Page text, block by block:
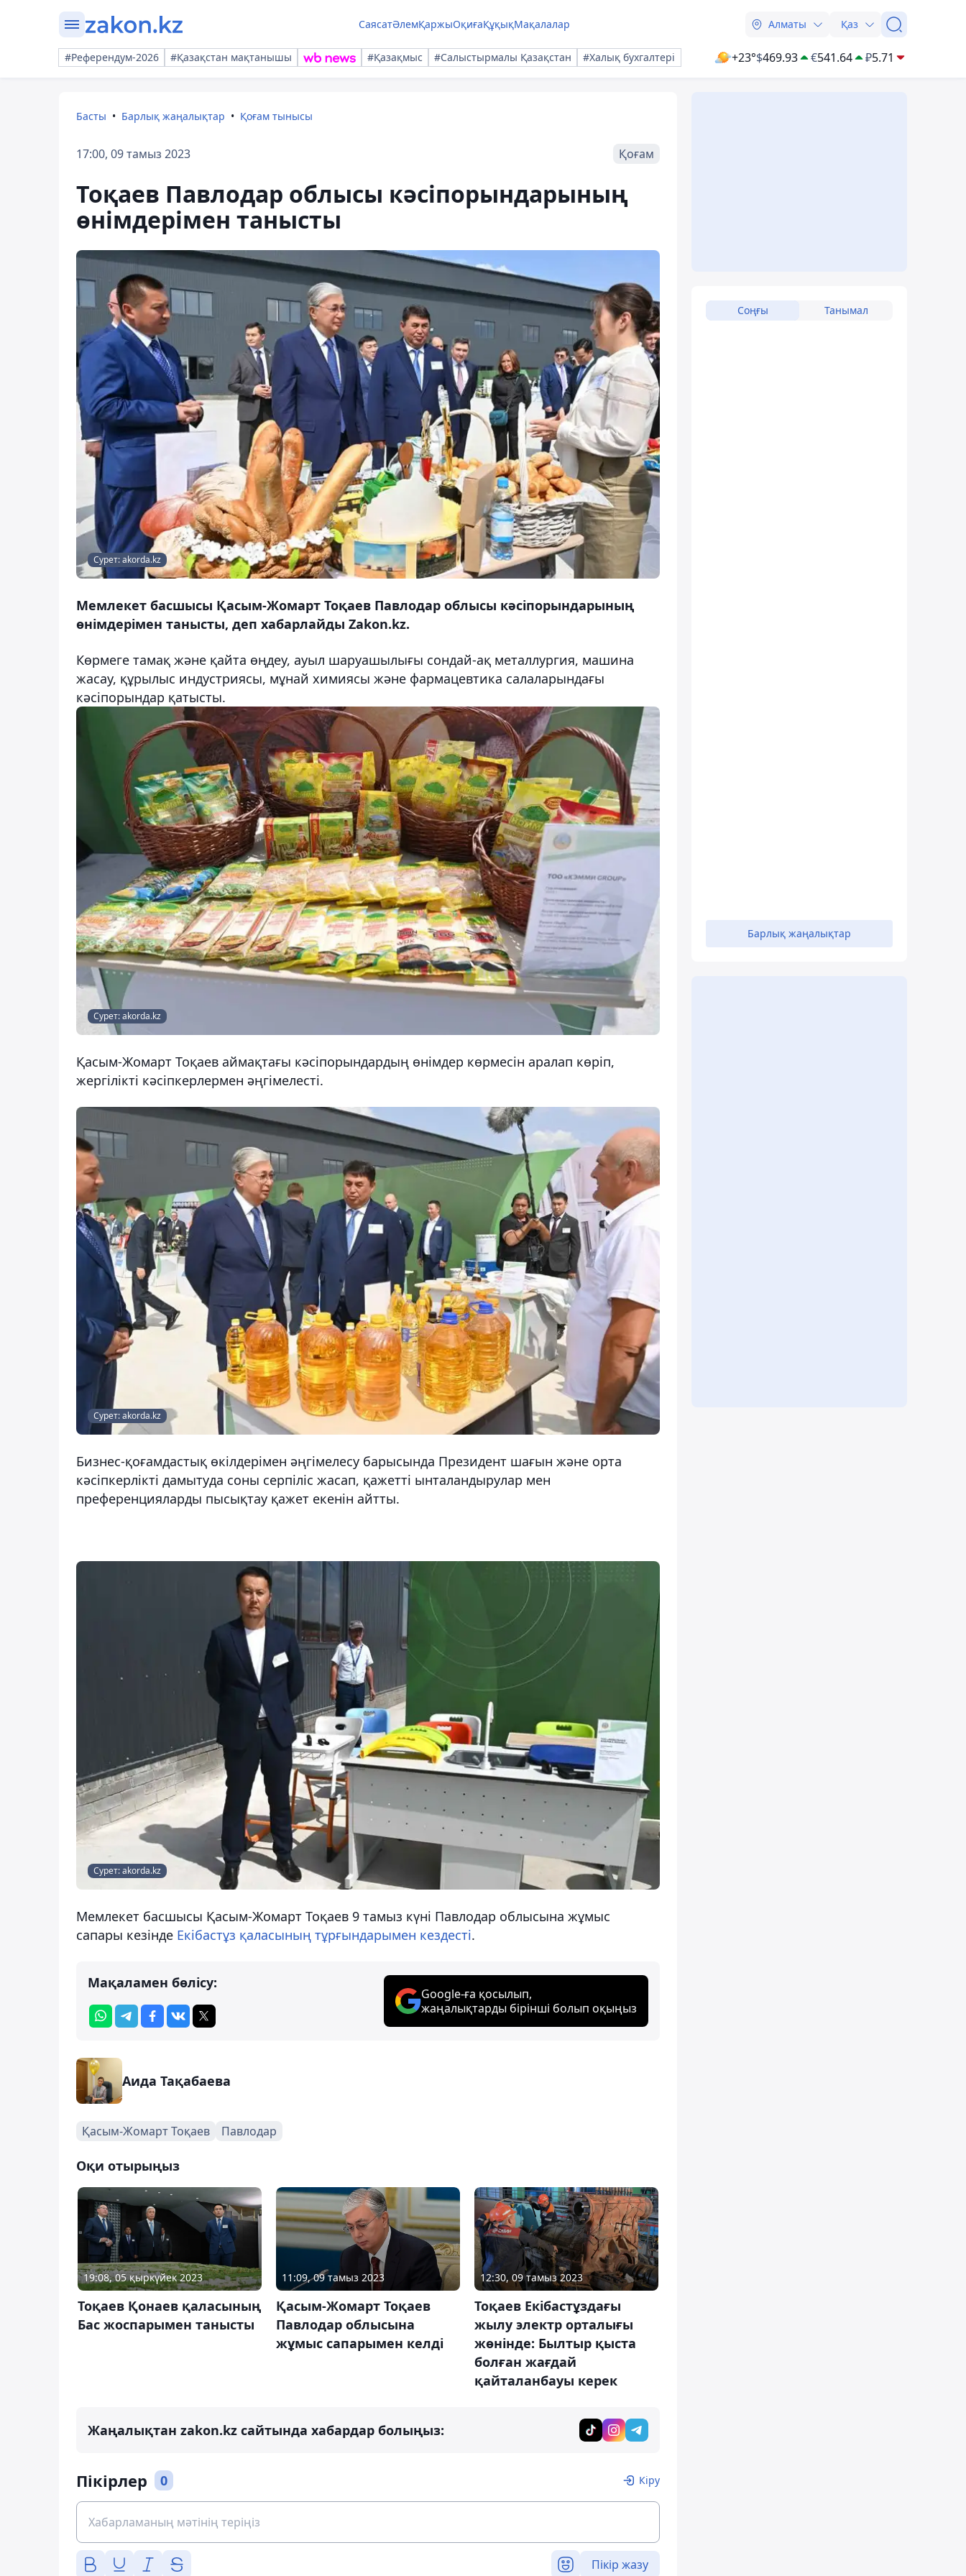
СаясатӘлемҚаржыОқиғаҚұқықМақалалар Алматы Қаз
#Референдум-2026 #Қазақстан мақтанышы #Қазақмыс #Салыстырмалы Қазақстан #Халық бухгалтері +23°$469.93 €541.64 ₽5.71
Басты Барлық жаңалықтар Қоғам тынысы
17:00, 09 тамыз 2023 Қоғам
Тоқаев Павлодар облысы кәсіпорындарының
өнімдерімен танысты
Сурет: akorda.kz
Мемлекет басшысы Қасым-Жомарт Тоқаев Павлодар облысы кәсіпорындарының
өнімдерімен танысты, деп хабарлайды Zakon.kz.
Көрмеге тамақ және қайта өңдеу, ауыл шаруашылығы сондай-ақ металлургия, машина
жасау, құрылыс индустриясы, мұнай химиясы және фармацевтика салаларындағы
кәсіпорындар қатысты.
Сурет: akorda.kz
Қасым-Жомарт Тоқаев аймақтағы кәсіпорындардың өнімдер көрмесін аралап көріп,
жергілікті кәсіпкерлермен әңгімелесті.
Сурет: akorda.kz
Бизнес-қоғамдастық өкілдерімен әңгімелесу барысында Президент шағын және орта
кәсіпкерлікті дамытуда соны серпіліс жасап, қажетті ынталандырулар мен
преференцияларды пысықтау қажет екенін айтты.
Сурет: akorda.kz
Мемлекет басшысы Қасым-Жомарт Тоқаев 9 тамыз күні Павлодар облысына жұмыс
сапары кезінде Екібастұз қаласының тұрғындарымен кездесті.
Мақаламен бөлісу:
Google-ға қосылып,
жаңалықтарды бірінші болып оқыңыз
Аида Тақабаева
Қасым-Жомарт Тоқаев Павлодар
Оқи отырыңыз
19:08, 05 қыркүйек 2023
Тоқаев Қонаев қаласының
Бас жоспарымен танысты
11:09, 09 тамыз 2023
Қасым-Жомарт Тоқаев
Павлодар облысына
жұмыс сапарымен келді
12:30, 09 тамыз 2023
Тоқаев Екібастұздағы
жылу электр орталығы
жөнінде: Былтыр қыста
болған жағдай
қайталанбауы керек
Жаңалықтан zakon.kz сайтында хабардар болыңыз:
Пікірлер 0 Кіру
Пікір жазу
Соңғы Танымал
Барлық жаңалықтар